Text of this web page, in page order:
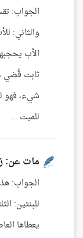
الجواب:
والثاني:
الأب
ثابت قُضي
شيء، فهو
للميت ...
مات عن:
الجواب:
يعطاها